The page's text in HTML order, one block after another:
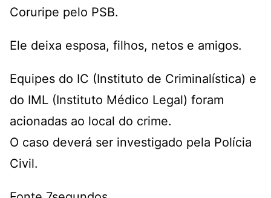
Coruripe pelo PSB.
Ele deixa esposa, filhos, netos e amigos.
Equipes do IC (Instituto de Criminalística) e
do IML (Instituto Médico Legal) foram
acionadas ao local do crime.
O caso deverá ser investigado pela Polícia
Civil.